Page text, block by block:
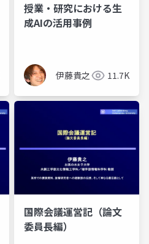
授業・研究における生
成AIの活用事例
伊藤貴之 11.7K
国際会議運営記（論文
委員長編）